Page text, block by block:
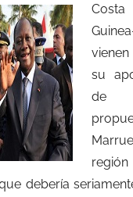
su
de
debería